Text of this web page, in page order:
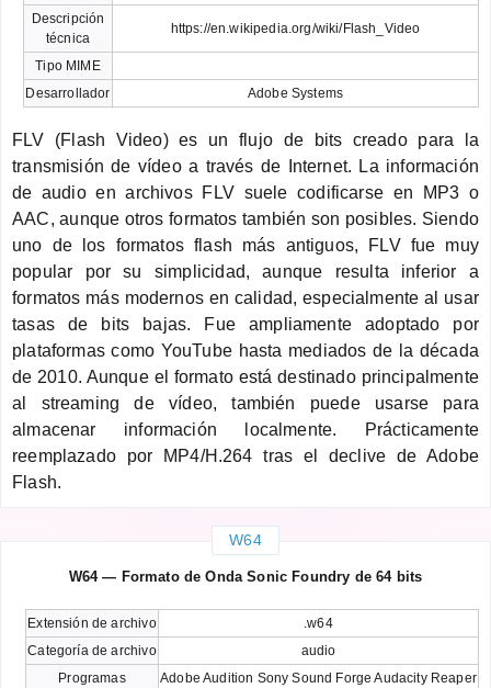
Descripción
técnica
https://en.wikipedia.org/wiki/Flash_Video
Tipo MIME
Desarrollador
Adobe Systems
FLV (Flash Video) es un flujo de bits creado para la
transmisión de vídeo a través de Internet. La información
de audio en archivos FLV suele codificarse en MP3 o
AAC, aunque otros formatos también son posibles. Siendo
uno de los formatos flash más antiguos, FLV fue muy
popular por su simplicidad, aunque resulta inferior a
formatos más modernos en calidad, especialmente al usar
tasas de bits bajas. Fue ampliamente adoptado por
plataformas como YouTube hasta mediados de la década
de 2010. Aunque el formato está destinado principalmente
al streaming de vídeo, también puede usarse para
almacenar información localmente. Prácticamente
reemplazado por MP4/H.264 tras el declive de Adobe
Flash.
W64
W64 — Formato de Onda Sonic Foundry de 64 bits
Extensión de archivo
.w64
Categoría de archivo
audio
Programas
Adobe Audition Sony Sound Forge Audacity Reaper